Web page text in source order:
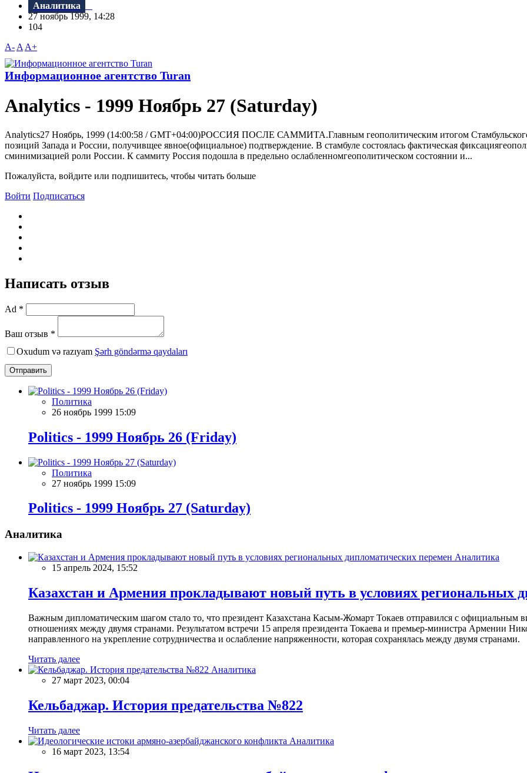
Аналитика
27 ноябрь 1999, 14:28
104
A- A A+
Информационное агентство Turan
Analytics - 1999 Ноябрь 27 (Saturday)
Analytics27 Ноябрь, 1999 (14:00:58 / GMT+04:00)РОССИЯ ПОСЛЕ САММИТА.Главным геополитическим итогом Стамбульского
позиций Запада и России, получивщее явное(официальное) подтверждение. В стамбуле состоялась фактическая
сминимизацией роли России. К саммиту Россия подошла в предельно ослабленномгеополитическом состоянии и...
Пожалуйста, войдите или подпишитесь, чтобы читать больше
Войти Подписаться
Написать отзыв
Ad *
Ваш отзыв *
Oxudum və razıyam Şərh göndərmə qaydaları
Отправить
Политика
26 ноябрь 1999 15:09
Politics - 1999 Ноябрь 26 (Friday)
Политика
27 ноябрь 1999 15:09
Politics - 1999 Ноябрь 27 (Saturday)
Аналитика
Аналитика
15 апрель 2024, 15:52
Казахстан и Армения прокладывают новый путь в условиях региональных
Важным дипломатическим шагом стало то, что президент Казахстана Касым-Жомарт Токаев отправился с
отношениях между двумя странами. Результатом встречи 15 апреля президента Токаева и премьер-министра Армении
направленного на укрепление сотрудничества и ослабление напряженности, которая сохранялась между двумя странами.
Читать далее
Аналитика
27 март 2023, 00:04
Кельбаджар. История предательства №822
Читать далее
Аналитика
16 март 2023, 13:54